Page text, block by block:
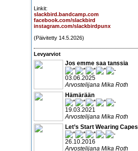
Linkit:
slackbird.bandcamp.com
facebook.com/slackbird
instagram.com/slackbirdpunx
(Päivitetty 14.5.2026)
Levyarviot
Jos emme saa tanssia
03.06.2025
Arvostelijana Mika Roth
Hämärään
19.03.2021
Arvostelijana Mika Roth
Let’s Start Wearing Capes
26.10.2016
Arvostelijana Mika Roth